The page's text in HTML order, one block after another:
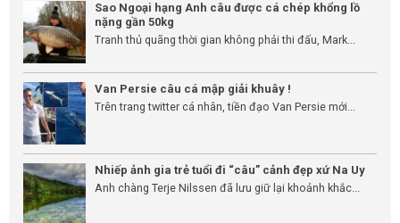
Sao Ngoại hạng Anh câu được cá chép khổng lồ
nặng gần 50kg
Tranh thủ quãng thời gian không phải thi đấu, Mark...
Van Persie câu cá mập giải khuây !
Trên trang twitter cá nhân, tiền đạo Van Persie mới...
Nhiếp ảnh gia trẻ tuổi đi “câu” cảnh đẹp xứ Na Uy
Anh chàng Terje Nilssen đã lưu giữ lại khoảnh khắc...